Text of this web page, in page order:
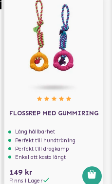
FLOSSREP MED GUMMIRING
Lång hållbarhet
Perfekt till hundträning
Perfekt till dragkamp
Enkel att kasta långt
149 kr
Finns i Lager